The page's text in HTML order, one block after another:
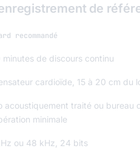
de
recommandé
minutes de discours continu
cardioïde, 15 à 20 cm du
acoustiquement traité ou bureau
minimale
ou 48 kHz, 24 bits